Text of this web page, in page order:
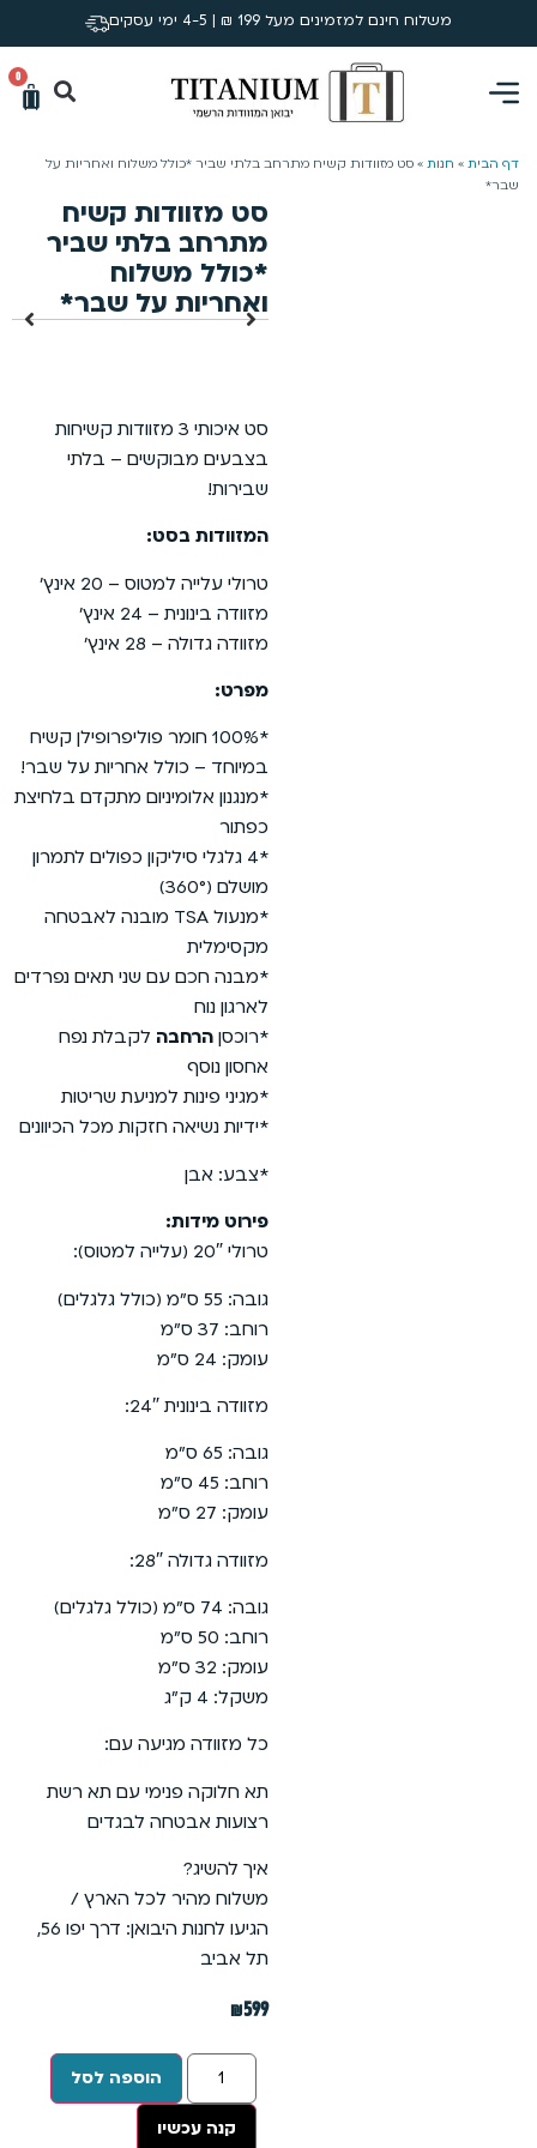
משלוח חינם למזמינים מעל 199 ₪ | 4-5 ימי עסקים
0
דף הבית » חנות » סט מזוודות קשיח מתרחב בלתי שביר *כולל משלוח ואחריות על
שבר*
סט מזוודות קשיח
מתרחב בלתי שביר
*כולל משלוח
ואחריות על שבר*
סט איכותי 3 מזוודות קשיחות
בצבעים מבוקשים – בלתי
שבירות!
המזוודות בסט:
טרולי עלייה למטוס – 20 אינץ’
מזוודה בינונית – 24 אינץ’
מזוודה גדולה – 28 אינץ’
מפרט:
*100% חומר פוליפרופילן קשיח
במיוחד – כולל אחריות על שבר!
*מנגנון אלומיניום מתקדם בלחיצת
כפתור
*4 גלגלי סיליקון כפולים לתמרון
מושלם (360°)
*מנעול TSA מובנה לאבטחה
מקסימלית
*מבנה חכם עם שני תאים נפרדים
לארגון נוח
*רוכסן הרחבה לקבלת נפח
אחסון נוסף
*מגיני פינות למניעת שריטות
*ידיות נשיאה חזקות מכל הכיוונים
*צבע: אבן
פירוט מידות:
טרולי 20″ (עלייה למטוס):
גובה: 55 ס”מ (כולל גלגלים)
רוחב: 37 ס”מ
עומק: 24 ס”מ
מזוודה בינונית 24″:
גובה: 65 ס”מ
רוחב: 45 ס”מ
עומק: 27 ס”מ
מזוודה גדולה 28″:
גובה: 74 ס”מ (כולל גלגלים)
רוחב: 50 ס”מ
עומק: 32 ס”מ
משקל: 4 ק”ג
כל מזוודה מגיעה עם:
תא חלוקה פנימי עם תא רשת
רצועות אבטחה לבגדים
איך להשיג?
משלוח מהיר לכל הארץ /
הגיעו לחנות היבואן: דרך יפו 56,
תל אביב
₪599
הוספה לסל
קנה עכשיו